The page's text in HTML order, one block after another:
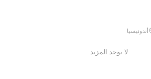
أندونيسيا
لا يوجد المزيد